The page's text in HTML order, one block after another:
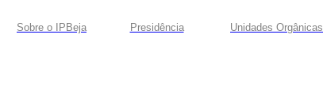
Sobre o IPBeja Presidência Unidades Orgânicas